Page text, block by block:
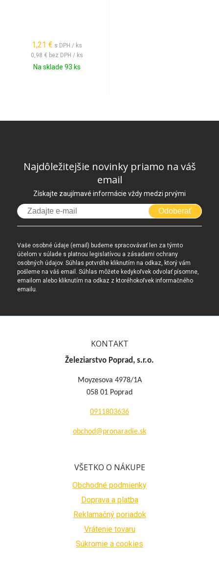
1,21 € s DPH / ks
0,98 € bez DPH / ks
Na sklade 93 ks
Najdôležitejšie novinky priamo na váš
email
Získajte zaujímavé informácie vždy medzi prvými
Odoberať
Vaše osobné údaje (email) budeme spracovávať len za týmto
účelom v súlade s platnou legislatívou a zásadami ochrany
osobných údajov. Súhlas potvrdíte kliknutím na odkaz, ktorý vám
pošleme na váš email. Súhlas môžete kedykoľvek odvolať písomne,
emailom alebo kliknutím na odkaz z ktoréhokoľvek informačného
emailu.
KONTAKT
Železiarstvo Poprad, s.r.o.
Moyzesova 4978/1A
058 01 Poprad
0911803636
obchod@pronaradie.sk
VŠETKO O NÁKUPE
Obchodné podmienky
Doprava a platba
Reklamačný poriadok
Vrátenie tovaru
Súkromie a cookies